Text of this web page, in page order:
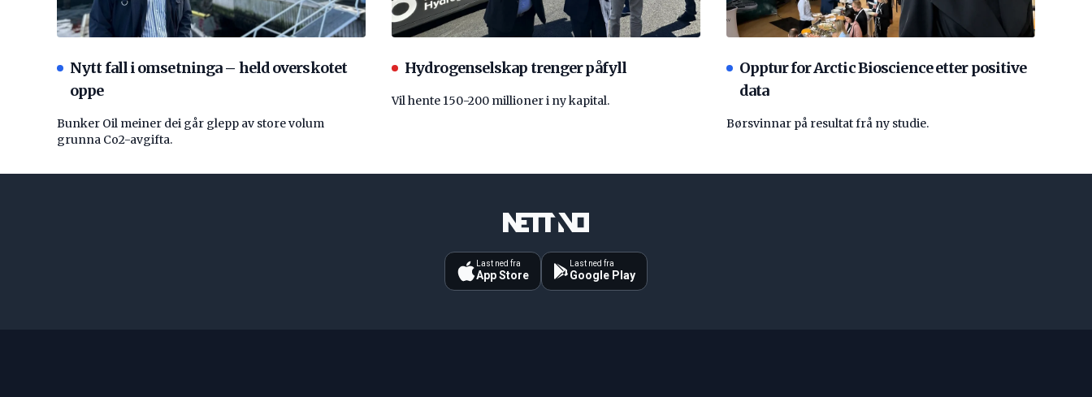
Nytt fall i omsetninga – held overskotet
oppe
Bunker Oil meiner dei går glepp av store volum
grunna Co2-avgifta.
Hydrogenselskap trenger påfyll
Vil hente 150-200 millioner i ny kapital.
Opptur for Arctic Bioscience etter positive
data
Børsvinnar på resultat frå ny studie.
Last ned fra
App Store
Last ned fra
Google Play